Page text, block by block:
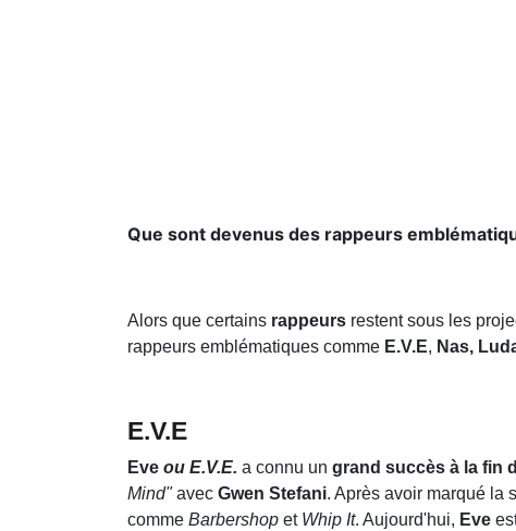
Que sont devenus des rappeurs
Alors que certains rappeurs restent sous les
rappeurs emblématiques comme E.V.E, Nas,
E.V.E
Eve ou E.V.E. a connu un grand succès à la fin
Mind"avec Gwen Stefani. Après avoir marqué la
comme Barbershop et Whip It. Aujourd'hui, Eve